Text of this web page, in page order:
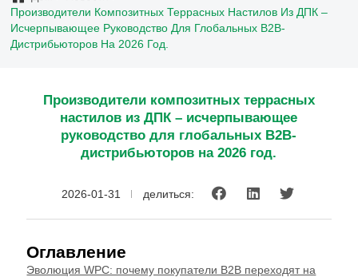
Производители Композитных Террасных Настилов Из ДПК –
Исчерпывающее Руководство Для Глобальных B2B-
Дистрибьюторов На 2026 Год.
Производители композитных террасных
настилов из ДПК – исчерпывающее
руководство для глобальных B2B-
дистрибьюторов на 2026 год.
2026-01-31 делиться:
Оглавление
Эволюция WPC: почему покупатели B2B переходят на